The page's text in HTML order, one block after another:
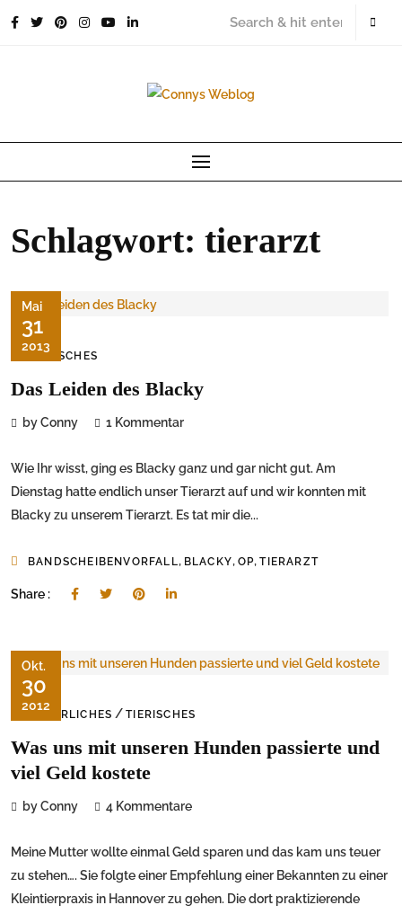
Schlagwort: tierarzt
Mai
31
2013
TIERISCHES
Das Leiden des Blacky
by Conny 1 Kommentar
Wie Ihr wisst, ging es Blacky ganz und gar nicht gut. Am
Dienstag hatte endlich unser Tierarzt auf und wir konnten mit
Blacky zu unserem Tierarzt. Es tat mir die...
BANDSCHEIBENVORFALL, BLACKY,OP,TIERARZT
Share :
Okt.
30
2012
ÄRGERLICHES /TIERISCHES
Was uns mit unseren Hunden passierte und
viel Geld kostete
by Conny 4 Kommentare
Meine Mutter wollte einmal Geld sparen und das kam uns teuer
zu stehen…. Sie folgte einer Empfehlung einer Bekannten zu einer
Kleintierpraxis in Hannover zu gehen. Die dort praktizierende